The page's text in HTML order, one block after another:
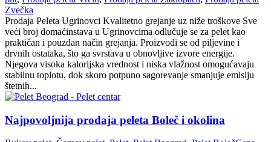
Zvečka
Prodaja Peleta Ugrinovci Kvalitetno grejanje uz niže troškove Sve
veći broj domaćinstava u Ugrinovcima odlučuje se za pelet kao
praktičan i pouzdan način grejanja. Proizvodi se od piljevine i
drvnih ostataka, što ga svrstava u obnovljive izvore energije.
Njegova visoka kalorijska vrednost i niska vlažnost omogućavaju
stabilnu toplotu, dok skoro potpuno sagorevanje smanjuje emisiju
štetnih...
Najpovoljnija prodaja peleta Boleč i okolina